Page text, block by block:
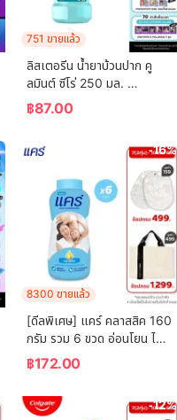
751 ขายแล้ว
ลิสเตอรีน น้ำยาบ้วนปาก คู
ลมินต์ ซีโร่ 250 มล.
Listerine mouthwash
Coolmint Zero 250 ml.
฿87.00
-16%
8300 ขายแล้ว
[ดีลพิเศษ] แคร์ คลาสสิค 160
กรัม รวม 6 ขวด อ่อนโยน ไม่
ระคายเคือง (แป้งเด็ก) Care
Classic 160g ฺ Total 6
Pcs (Baby Talcum
Powder)
฿172.00
-12%